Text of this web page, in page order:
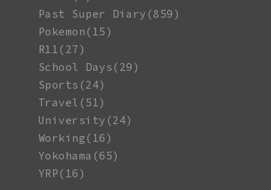
Past Super Diary(859)
Pokemon(15)
R11(27)
School Days(29)
Sports(24)
Travel(51)
University(24)
Working(16)
Yokohama(65)
YRP(16)